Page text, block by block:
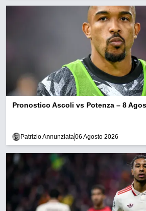
Pronostico Ascoli vs Potenza – 8
Patrizio Annunziata06 Agosto 2026